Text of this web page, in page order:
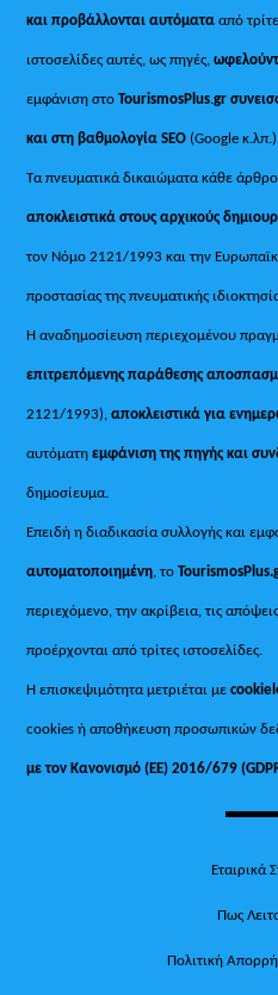
και προβάλλονται αυτόματααπό
ιστοσελίδες αυτές, ως πηγές,
εμφάνιση στοTourismosPlus.gr
και στη βαθμολογία SEO (Google
Τα πνευματικά δικαιώματα κάθε
αποκλειστικά στους αρχικούς
τον Νόμο 2121/1993 και την
προστασίας της πνευματικής
Η αναδημοσίευση περιεχομένου
επιτρεπόμενης παράθεσης
2121/1993), αποκλειστικά για
αυτόματηεμφάνιση της πηγής και
δημοσίευμα.
Επειδή η διαδικασία συλλογής και
αυτοματοποιημένη, το
περιεχόμενο, την ακρίβεια, τις
προέρχονται από τρίτες ιστοσελίδες.
Η επισκεψιμότητα μετριέται με
cookies ή αποθήκευση προσωπικών
με τον Κανονισμό (ΕΕ) 2016/679
Εταιρικά
Πως
Πολιτική